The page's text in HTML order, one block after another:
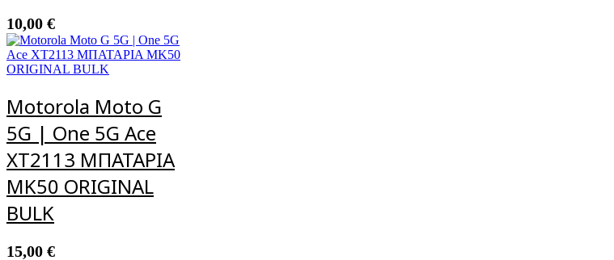
10,00 €
Motorola Moto G
5G | One 5G Ace
XT2113 ΜΠΑΤΑΡΙΑ
MK50 ORIGINAL
BULK
15,00 €